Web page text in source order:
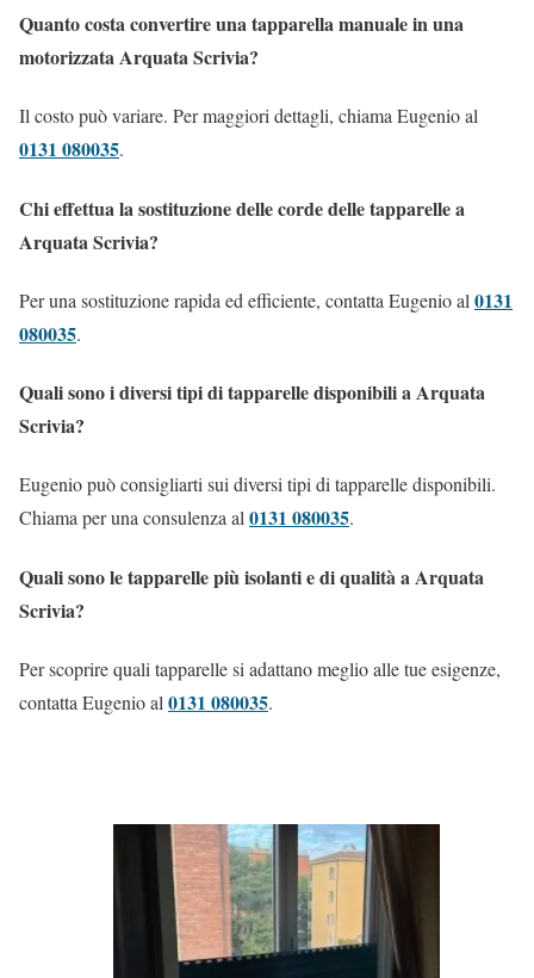
Quanto costa convertire una tapparella manuale in una
motorizzata Arquata Scrivia?
Il costo può variare. Per maggiori dettagli, chiama Eugenio al
0131 080035.
Chi effettua la sostituzione delle corde delle tapparelle a
Arquata Scrivia?
Per una sostituzione rapida ed efficiente, contatta Eugenio al 0131
080035.
Quali sono i diversi tipi di tapparelle disponibili a Arquata
Scrivia?
Eugenio può consigliarti sui diversi tipi di tapparelle disponibili.
Chiama per una consulenza al0131 080035.
Quali sono le tapparelle più isolanti e di qualità a Arquata
Scrivia?
Per scoprire quali tapparelle si adattano meglio alle tue esigenze,
contatta Eugenio al 0131 080035.